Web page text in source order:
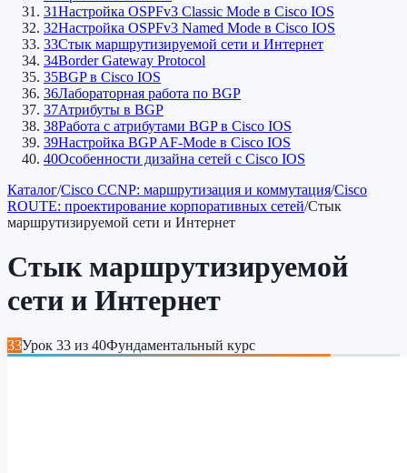
31Настройка OSPFv3 Classic Mode в Cisco IOS
32Настройка OSPFv3 Named Mode в Cisco IOS
33Стык маршрутизируемой сети и Интернет
34Border Gateway Protocol
35BGP в Cisco IOS
36Лабораторная работа по BGP
37Атрибуты в BGP
38Работа с атрибутами BGP в Cisco IOS
39Настройка BGP AF-Mode в Cisco IOS
40Особенности дизайна сетей c Cisco IOS
Каталог/Cisco CCNP: маршрутизация и коммутация/Cisco
ROUTE: проектирование корпоративных сетей/Стык
маршрутизируемой сети и Интернет
Стык маршрутизируемой
сети и Интернет
33Урок 33 из 40Фундаментальный курс